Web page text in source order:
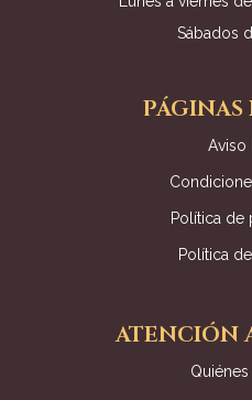
Sábados
PÁGINAS
Aviso
Política de
Política
ATENCIÓN